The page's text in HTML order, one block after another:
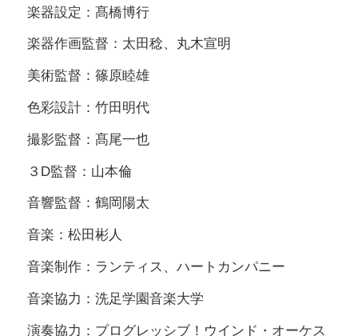
楽器設定：髙橋博行
楽器作画監督：太田稔、丸木宣明
美術監督：篠原睦雄
色彩設計：竹田明代
撮影監督：髙尾一也
３D監督：山本倫
音響監督：鶴岡陽太
音楽：松田彬人
音楽制作：ランティス、ハートカンパニー
音楽協力：洗足学園音楽大学
演奏協力：プログレッシブ！ウインド・オーケス